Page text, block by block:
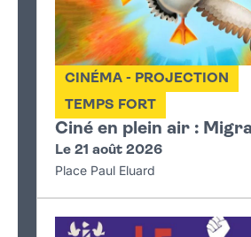
Ciné en plein air :
CINÉMA - PROJECTION
TEMPS FORT
Le 21 août 2026
Place Paul Eluard